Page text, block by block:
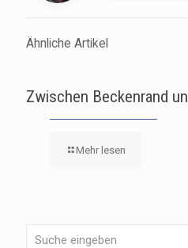
Ähnliche Artikel
Zwischen Beckenrand
Mehr lesen